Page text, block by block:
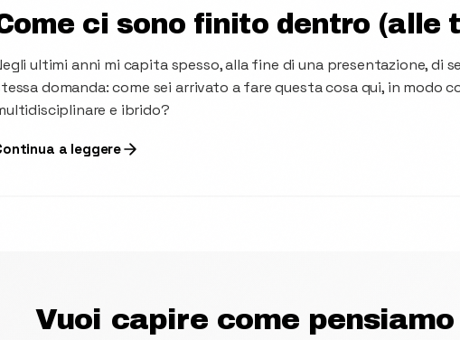
ci sono finito dentro (alle
ultimi anni mi capita spesso, alla fine di una presentazione, di
domanda: come sei arrivato a fare questa cosa qui, in modo
e ibrido?
a leggere
Vuoi capire come